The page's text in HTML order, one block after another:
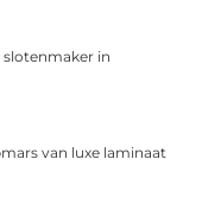
slotenmaker in
van luxe laminaat